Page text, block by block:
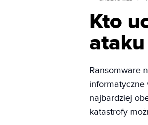
Kto
Ransomware
informatyczne
najbardziej
katastrofy